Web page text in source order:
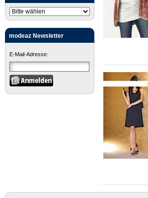
modeaz Newsletter
E-Mail-Adresse: